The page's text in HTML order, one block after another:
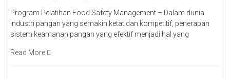
Program Pelatihan Food Safety Management – Dalam dunia
industri pangan yang semakin ketat dan kompetitif, penerapan
sistem keamanan pangan yang efektif menjadi hal yang
Read More